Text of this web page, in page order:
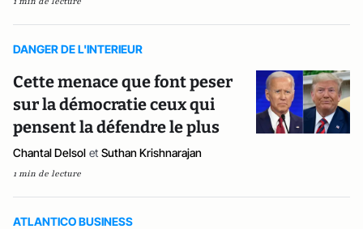
DANGER DE L'INTERIEUR
Cette menace que font peser
sur la démocratie ceux qui
pensent la défendre le plus
Chantal Delsol et Suthan Krishnarajan
1 min de lecture
ATLANTICO BUSINESS